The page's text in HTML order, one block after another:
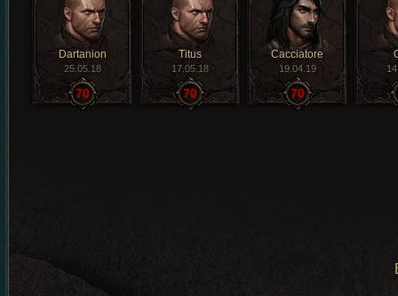
Dartanion
25.05.18
70
Titus
17.05.18
70
Cacciatore
19.04.19
70